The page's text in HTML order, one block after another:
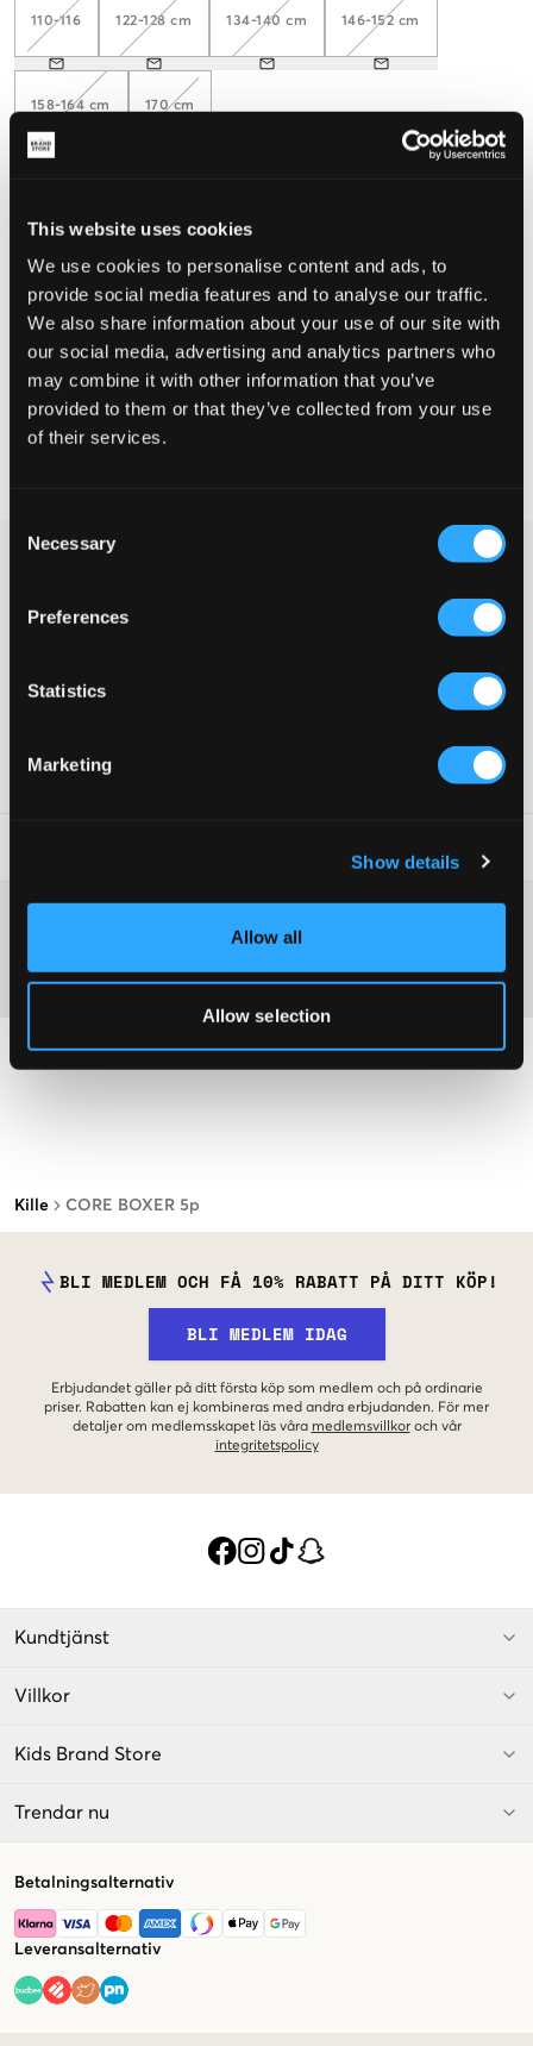
This website uses cookies
We use cookies to personalise content and ads, to
provide social media features and to analyse our traffic.
We also share information about your use of our site with
our social media, advertising and analytics partners who
may combine it with other information that you’ve
provided to them or that they’ve collected from your use
of their services.
Selection
Necessary
Preferences
Statistics
Marketing
Show details
Allow all
Allow selection
Kille CORE BOXER 5p
110-116 122-128 cm 134-140 cm 146-152 cm
158-164 cm 170 cm
Liten Perfekt
VÄLJ STORLEK
Fri frakt på beställningar över 699 kr
5-pack svarta kalsonger från Björn Borg. Kalsongerna har
resåren.
Medellånga ben
116225-002
Material
BLI MEDLEM OCH FÅ 10% RABATT PÅ DITT KÖP!
BLI MEDLEM IDAG
Erbjudandet gäller på ditt första köp som medlem och på ordinarie
priser. Rabatten kan ej kombineras med andra erbjudanden. För mer
detaljer om medlemsskapet läs våra medlemsvillkor och vår
integritetspolicy
Kundtjänst
Villkor
Kids Brand Store
Trendar nu
Betalningsalternativ
Leveransalternativ